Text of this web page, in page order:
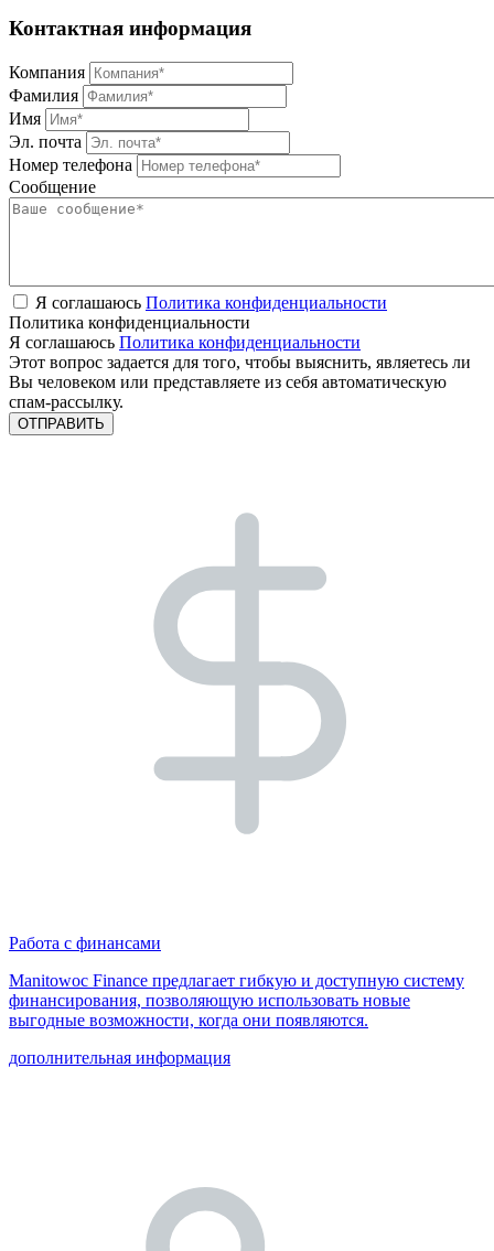
Контактная информация
Компания
Фамилия
Имя
Эл. почта
Номер телефона
Сообщение
Я соглашаюсь Политика конфиденциальности
Политика конфиденциальности
Я соглашаюсь Политика конфиденциальности
Этот вопрос задается для того, чтобы выяснить, являетесь ли
Вы человеком или представляете из себя автоматическую
спам-рассылку.
Работа с финансами
Manitowoc Finance предлагает гибкую и доступную систему
финансирования, позволяющую использовать новые
выгодные возможности, когда они появляются.
дополнительная информация